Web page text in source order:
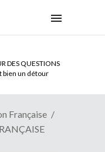
DES QUESTIONS
bien un détour
Française